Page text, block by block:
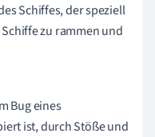
Schiffes, der speziell
zu rammen und
Bug eines
ist, durch Stöße und